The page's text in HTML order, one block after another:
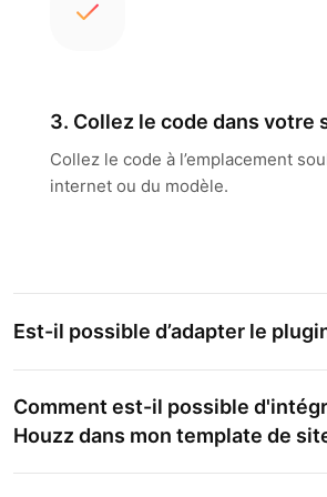
3. Collez le code dans votre
Collez le code à l’emplacement
internet ou du modèle.
Est-il possible d’adapter le
Comment est-il possible
Houzz dans mon template de